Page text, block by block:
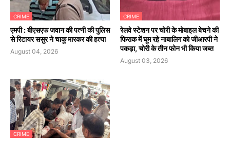
CRIME
एमपी : बीएसएफ जवान की पत्नी की पुलिस
से रिटायर ससुर ने चाकू मारकर की हत्या
August 04, 2026
CRIME
रेलवे स्टेशन पर चोरी के मोबाइल बेचने की
फिराक में घूम रहे नाबालिग को जीआरपी ने
पकड़ा, चोरी के तीन फोन भी किया जब्त
August 03, 2026
CRIME